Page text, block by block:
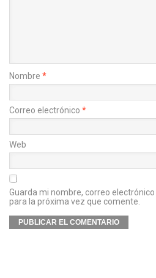
Nombre *
Correo electrónico *
Web
Guarda mi nombre, correo
para la próxima vez que comente.